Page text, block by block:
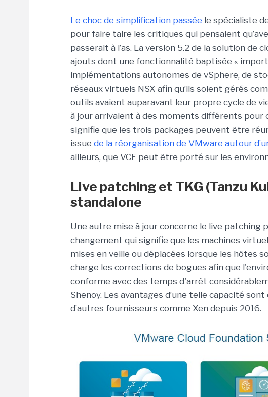
Le choc de simplification passée le spécialiste
pour faire taire les critiques qui pensaient
passerait à l’as. La version 5.2 de la solution de
ajouts dont une fonctionnalité baptisée « import
implémentations autonomes de vSphere, de
réseaux virtuels NSX afin qu’ils soient gérés
outils avaient auparavant leur propre cycle de
à jour arrivaient à des moments différents pour
signifie que les trois packages peuvent être
issue de la réorganisation de VMware autour
ailleurs, que VCF peut être porté sur les
Live patching et TKG (Tanzu
standalone
Une autre mise à jour concerne le live patching
changement qui signifie que les machines
mises en veille ou déplacées lorsque les hôtes
charge les corrections de bogues afin que
conforme avec des temps d'arrêt
Shenoy. Les avantages d’une telle capacité
d’autres fournisseurs comme Xen depuis 2016.